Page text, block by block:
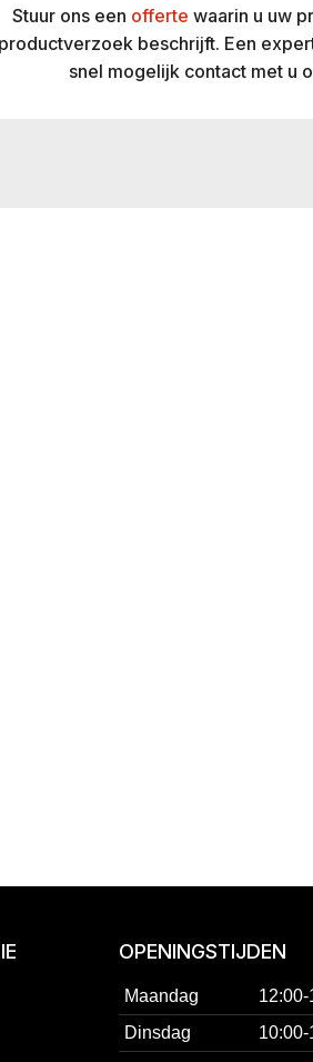
Stuur ons een offerte waarin u uw
productverzoek beschrijft. Een
snel mogelijk contact met u
OPENINGSTIJDEN
Maandag
Dinsdag